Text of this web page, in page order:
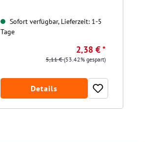
Sofort verfügbar, Lieferzeit: 1-5
Tage
2,38 € *
5,11 €(53.42% gespart)
Details